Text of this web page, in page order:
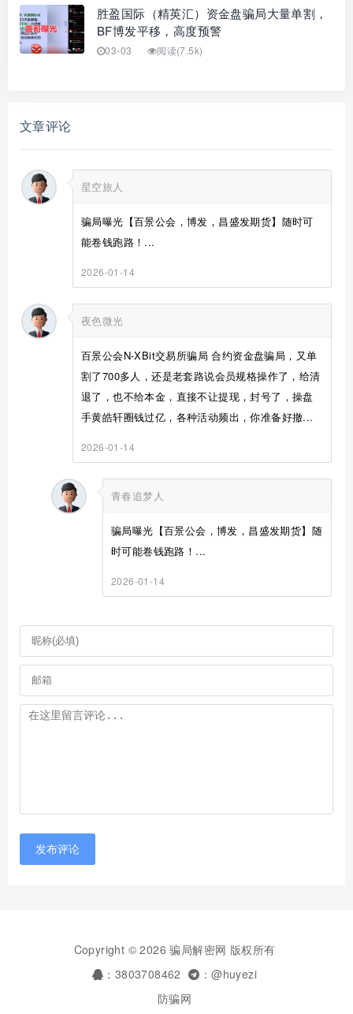
胜盈国际（精英汇）资金盘骗局大量单割，
BF博发平移，高度预警
03-03 阅读(7.5k)
文章评论
星空旅人
骗局曝光【百景公会，博发，昌盛发期货】随时可
能卷钱跑路！...
2026-01-14
夜色微光
百景公会N-XBit交易所骗局 合约资金盘骗局，又单
割了700多人，还是老套路说会员规格操作了，给清
退了，也不给本金，直接不让提现，封号了，操盘
手黄皓轩圈钱过亿，各种活动频出，你准备好撤...
2026-01-14
青春追梦人
骗局曝光【百景公会，博发，昌盛发期货】随
时可能卷钱跑路！...
2026-01-14
发布评论
Copyright © 2026 骗局解密网 版权所有
：3803708462
：@huyezi
防骗网